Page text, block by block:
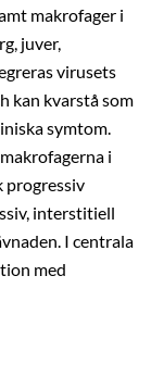
makrofager i
juver,
virusets
kan kvarstå som
symtom.
i
progressiv
interstitiell
I centrala
med